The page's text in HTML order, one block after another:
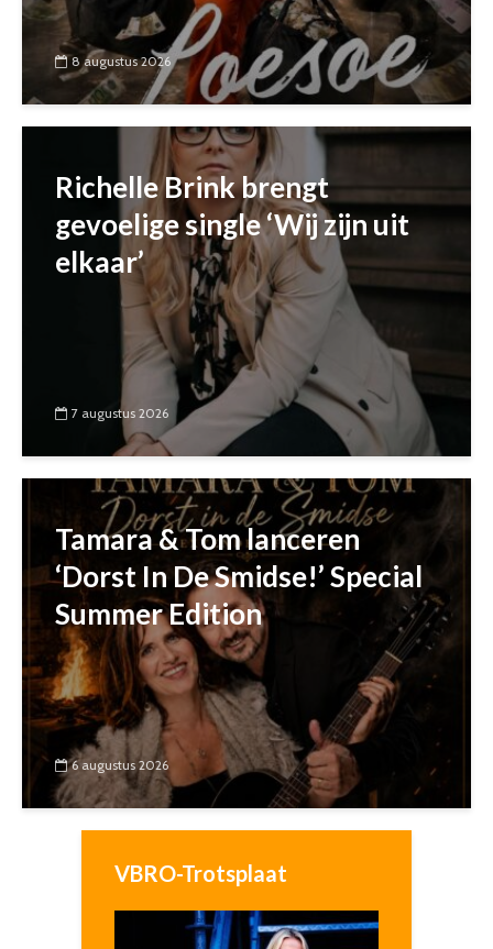
8 augustus 2026
Richelle Brink brengt
gevoelige single ‘Wij zijn uit
elkaar’
7 augustus 2026
Tamara & Tom lanceren
‘Dorst In De Smidse!’ Special
Summer Edition
6 augustus 2026
VBRO-Trotsplaat